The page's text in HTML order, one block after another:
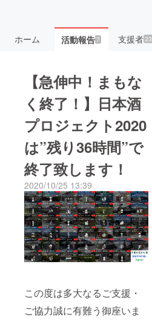
ホーム 活動報告7 支援者23
【急伸中！まもな
く終了！】日本酒
プロジェクト2020
は”残り36時間”で
終了致します！
2020/10/25 13:39
この度は多大なるご支援・
ご協力誠に有難う御座いま